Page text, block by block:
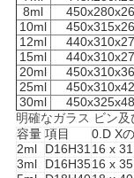
8ml
10ml
12ml
15ml
20ml
25ml
30ml
明確なガラス ビン
容量 項目 0.D X
2ml
D16H31 16 x 31
3ml
D16H3516 x 35